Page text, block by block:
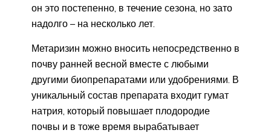
он это постепенно, в течение сезона, но зато
надолго – на несколько лет.
Метаризин можно вносить непосредственно в
почву ранней весной вместе с любыми
другими биопрепаратами или удобрениями. В
уникальный состав препарата входит гумат
натрия, который повышает плодородие
почвы и в тоже время вырабатывает